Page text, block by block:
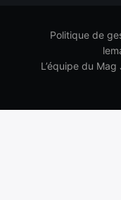
Politique de
L’équipe du